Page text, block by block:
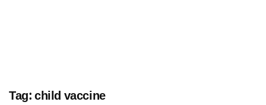
Tag:child vaccine